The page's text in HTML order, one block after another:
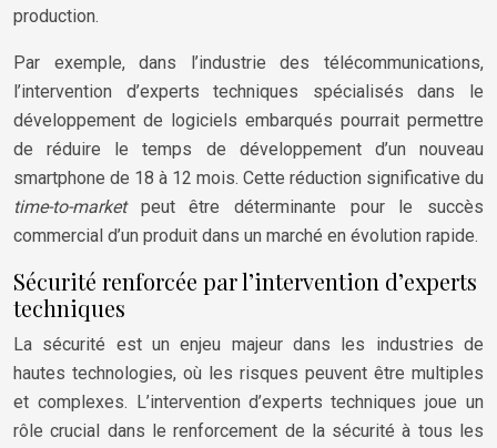
production.
Par exemple, dans l’industrie des télécommunications,
l’intervention d’experts techniques spécialisés dans le
développement de logiciels embarqués pourrait permettre
de réduire le temps de développement d’un nouveau
smartphone de 18 à 12 mois. Cette réduction significative du
time-to-market peut être déterminante pour le succès
commercial d’un produit dans un marché en évolution rapide.
Sécurité renforcée par l’intervention d’experts
techniques
La sécurité est un enjeu majeur dans les industries de
hautes technologies, où les risques peuvent être multiples
et complexes. L’intervention d’experts techniques joue un
rôle crucial dans le renforcement de la sécurité à tous les